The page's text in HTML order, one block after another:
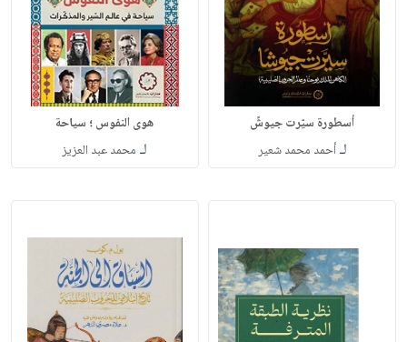
أسطورة سيّرت جيوشً
لـأحمد محمد شعير
هوى النفوس ؛ سياحة
لـ محمد عبد العزيز